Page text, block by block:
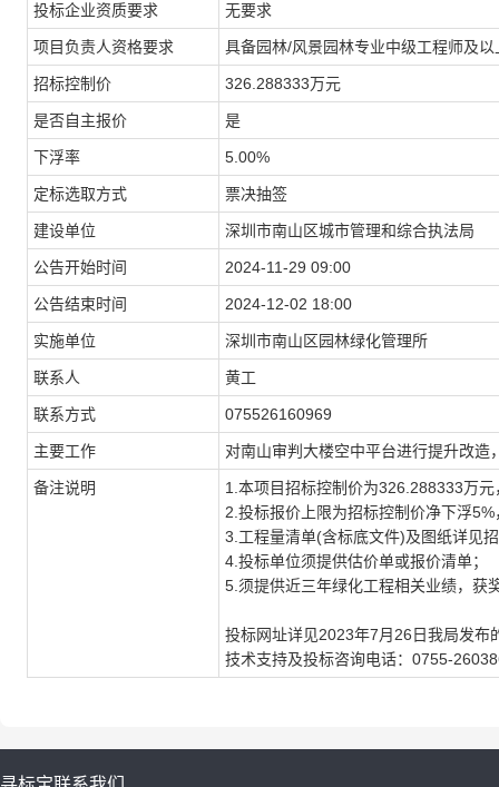
投标企业资质要求 无要求
项目负责人资格要求 具备园林/风景园林专业中级工程师及以
招标控制价 326.288333万元
是否自主报价 是
下浮率 5.00%
定标选取方式 票决抽签
建设单位 深圳市南山区城市管理和综合执法局
公告开始时间 2024-11-29 09:00
公告结束时间 2024-12-02 18:00
实施单位 深圳市南山区园林绿化管理所
联系人 黄工
联系方式 075526160969
主要工作 对南山审判大楼空中平台进行提升改造
备注说明
1.本项目招标控制价为326.288333万
2.投标报价上限为招标控制价净下浮
3.工程量清单(含标底文件)及图纸详见
4.投标单位须提供估价单或报价清单；
5.须提供近三年绿化工程相关业绩，获
投标网址详见2023年7月26日我局发布
技术支持及投标咨询电话：0755-